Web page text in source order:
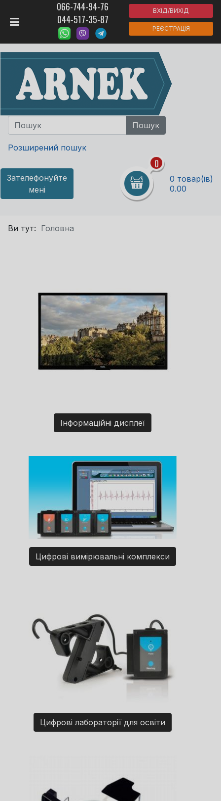
066-744-94-76
044-517-35-87
ВХІД/ВИХІД
РЕЄСТРАЦІЯ
Розширений пошук
Зателефонуйте
мені
0
0 товар(ів)
0.00
Ви тут: Головна
Інформаційні дисплеї
Цифрові вимірювальні комплекси
Цифрові лабораторії для освіти